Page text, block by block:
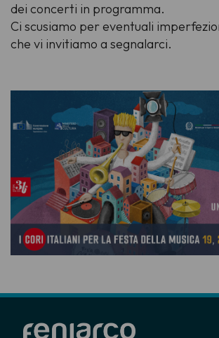
dei concerti in programma.
Ci scusiamo per eventuali
che vi invitiamo a segnalarci.